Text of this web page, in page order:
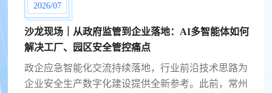
2026/07
沙龙现场｜从政府监管到企业落地：AI多智能体如何
解决工厂、园区安全管控痛点
政企应急智能化交流持续落地，行业前沿技术思路为
企业安全生产数字化建设提供全新参考。此前，常州